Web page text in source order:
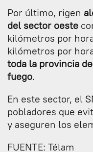
Por último, rigen
del sector oeste
kilómetros por
kilómetros por
toda la provincia
fuego.
En este sector, el
pobladores que
y aseguren los
FUENTE: Télam